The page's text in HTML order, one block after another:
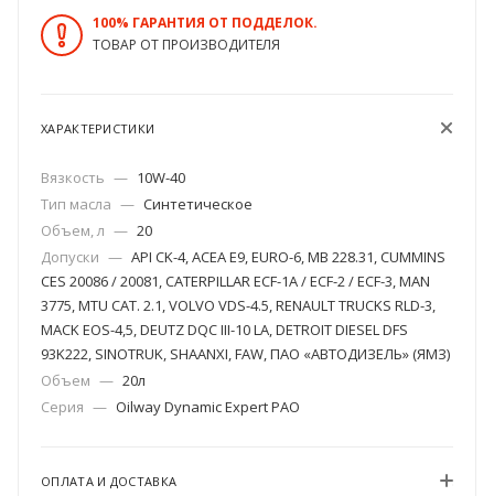
100% ГАРАНТИЯ ОТ ПОДДЕЛОК.
ТОВАР ОТ ПРОИЗВОДИТЕЛЯ
ХАРАКТЕРИСТИКИ
Вязкость — 10W-40
Тип масла — Синтетическое
Объем, л — 20
Допуски — API CK-4, ACEA E9, EURO-6, MB 228.31, CUMMINS
CES 20086 / 20081, CATERPILLAR ECF-1A / ECF-2 / ECF-3, MAN
3775, MTU CAT. 2.1, VOLVO VDS-4.5, RENAULT TRUCKS RLD-3,
MACK EOS-4,5, DEUTZ DQC III-10 LA, DETROIT DIESEL DFS
93K222, SINOTRUK, SHAANXI, FAW, ПАО «АВТОДИЗЕЛЬ» (ЯМЗ)
Объем — 20л
Серия — Oilway Dynamic Expert PAO
ОПЛАТА И ДОСТАВКА